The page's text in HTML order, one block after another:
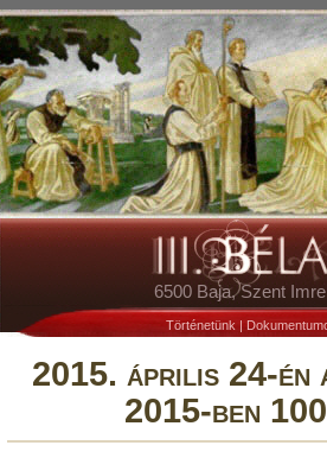
6500 Baja, Szent
Történetünk |
2015. április 24-én
2015-ben